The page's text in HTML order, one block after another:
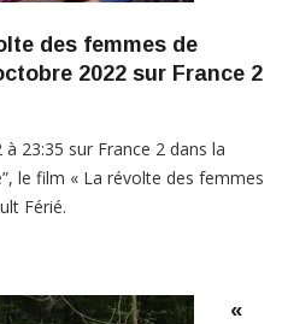
des femmes de
2022 sur France 2
23:35 sur France 2 dans la
le film « La révolte des femmes
Férié.
«